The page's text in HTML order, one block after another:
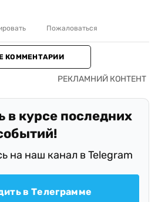
Пожаловаться
КОММЕНТАРИИ
в курсе последних
на наш канал в Telegram
в Телеграмме